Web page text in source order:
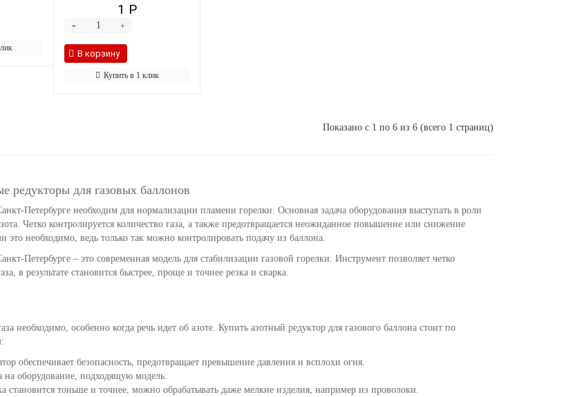
1 Р
+
-
В корзину
Купить в 1 клик
Показано с 1 по 6 из 6 (всего 1 страниц)
редукторы для газовых баллонов
Петербурге необходим для нормализации пламени горелки. Основная задача оборудования выступать в роли
Четко контролируется количество газа, а также предотвращается неожиданное повышение или снижение
это необходимо, ведь только так можно контролировать подачу из баллона.
Петербурге – это современная модель для стабилизации газовой горелки. Инструмент позволяет четко
в результате становится быстрее, проще и точнее резка и сварка.
необходимо, особенно когда речь идет об азоте. Купить азотный редуктор для газового баллона стоит по
обеспечивает безопасность, предотвращает превышение давления и всплохи огня.
на оборудование, подходящую модель.
становится тоньше и точнее, можно обрабатывать даже мелкие изделия, например из проволоки.